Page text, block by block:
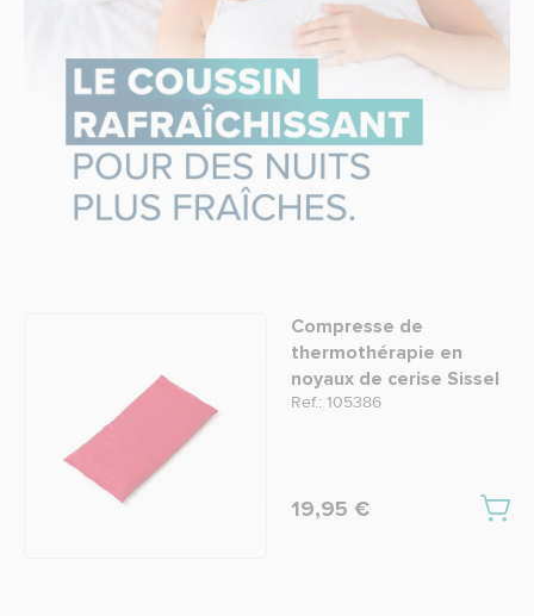
Compresse de
thermothérapie en
noyaux de cerise Sissel
Ref.: 105386
19,95 €